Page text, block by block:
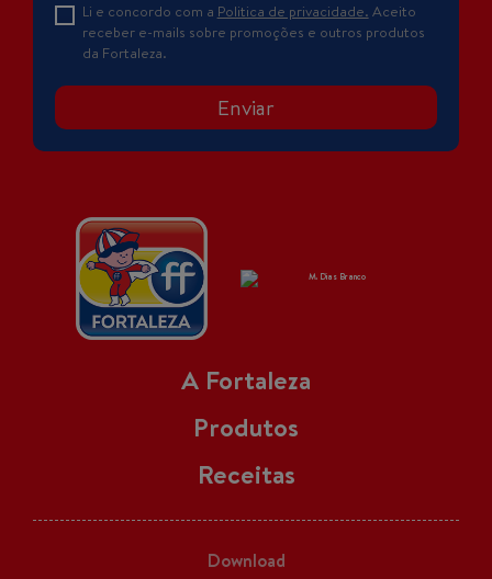
Li e concordo com a Politica de privacidade. Aceito
receber e-mails sobre promoções e outros produtos
da Fortaleza.
Enviar
A Fortaleza
Produtos
Receitas
Download